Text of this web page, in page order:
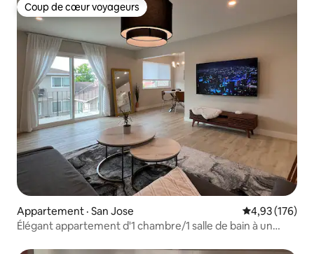
Coup de cœur voyageurs
Coup de cœur voyageurs
Appartement · San Jose Note
4,93 (176)
Élégant appartement d'1 chambre/1 salle de bain à un